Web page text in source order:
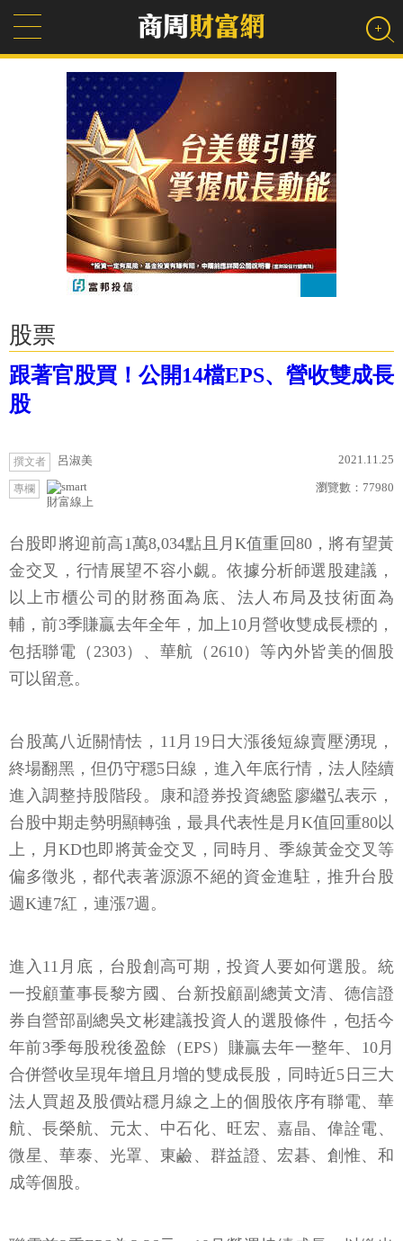
股票
跟著官股買！公開14檔EPS、營收雙成長
股
撰文者 呂淑美 2021.11.25
專欄
財富線上
瀏覽數： 77980
台股即將迎前高1萬8,034點且月K值重回80，將有望黃
金交叉，行情展望不容小覷。依據分析師選股建議，
以上市櫃公司的財務面為底、法人布局及技術面為
輔，前3季賺贏去年全年，加上10月營收雙成長標的，
包括聯電（2303）、華航（2610）等內外皆美的個股
可以留意。
台股萬八近關情怯，11月19日大漲後短線賣壓湧現，
終場翻黑，但仍守穩5日線，進入年底行情，法人陸續
進入調整持股階段。康和證券投資總監廖繼弘表示，
台股中期走勢明顯轉強，最具代表性是月K值回重80以
上，月KD也即將黃金交叉，同時月、季線黃金交叉等
偏多徵兆，都代表著源源不絕的資金進駐，推升台股
週K連7紅，連漲7週。
進入11月底，台股創高可期，投資人要如何選股。統
一投顧董事長黎方國、台新投顧副總黃文清、德信證
券自營部副總吳文彬建議投資人的選股條件，包括今
年前3季每股稅後盈餘（EPS）賺贏去年一整年、10月
合併營收呈現年增且月增的雙成長股，同時近5日三大
法人買超及股價站穩月線之上的個股依序有聯電、華
航、長榮航、元太、中石化、旺宏、嘉晶、偉詮電、
微星、華泰、光罩、東鹼、群益證、宏碁、創惟、和
成等個股。